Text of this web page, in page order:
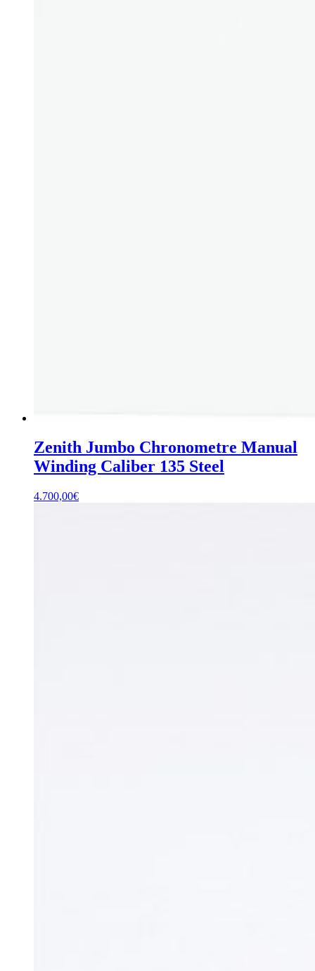
Zenith Jumbo Chronometre Manual
Winding Caliber 135 Steel
4.700,00€